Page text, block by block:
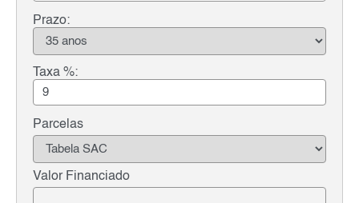
Prazo:
Taxa %:
Parcelas
Valor Financiado